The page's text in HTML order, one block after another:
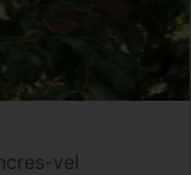
vel